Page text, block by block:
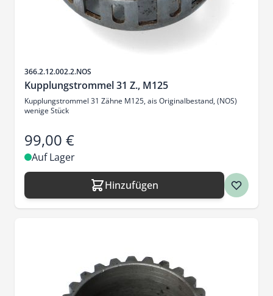
Artikelnr.
366.2.12.002.2.NOS
Kupplungstrommel 31 Z., M125
Kupplungstrommel 31 Zähne M125, ais Originalbestand, (NOS)
wenige Stück
99,00 €
Auf Lager
Hinzufügen